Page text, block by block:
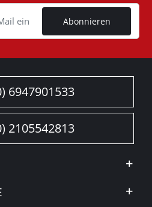
Abonnieren
6947901533
2105542813